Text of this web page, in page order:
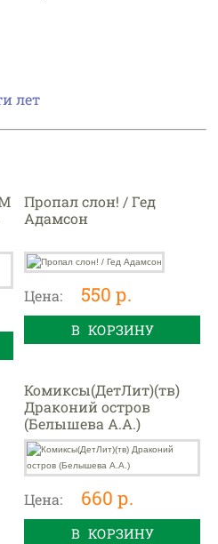
лет
Пропал слон! / Гед
Адамсон
Цена: 550 р.
В КОРЗИНУ
Комиксы(ДетЛит)(тв)
Драконий остров
(Белышева А.А.)
Цена: 660 р.
В КОРЗИНУ